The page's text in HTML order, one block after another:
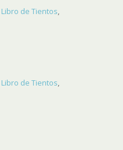
Libro de Tientos,
Libro de Tientos,